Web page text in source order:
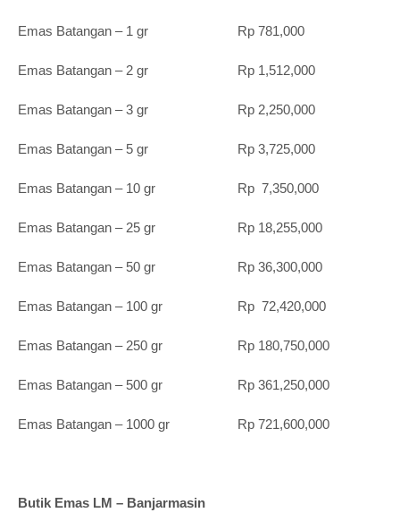
Emas Batangan – 1 gr Rp 781,000
Emas Batangan – 2 gr Rp 1,512,000
Emas Batangan – 3 gr Rp 2,250,000
Emas Batangan – 5 gr Rp 3,725,000
Emas Batangan – 10 gr Rp 7,350,000
Emas Batangan – 25 gr Rp 18,255,000
Emas Batangan – 50 gr Rp 36,300,000
Emas Batangan – 100 gr Rp 72,420,000
Emas Batangan – 250 gr Rp 180,750,000
Emas Batangan – 500 gr Rp 361,250,000
Emas Batangan – 1000 gr Rp 721,600,000
Butik Emas LM – Banjarmasin